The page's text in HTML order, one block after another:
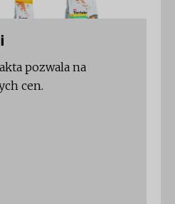
pozwala na
cen.